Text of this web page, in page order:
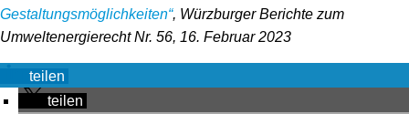
Gestaltungsmöglichkeiten“, Würzburger Berichte zum
Umweltenergierecht Nr. 56, 16. Februar 2023
teilen
teilen